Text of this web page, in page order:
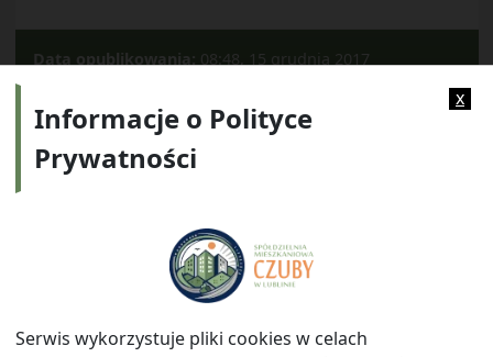
Data opublikowania: 08:48, 15 grudnia 2017
ul. Watykańska 6, 20-538 Lublin
Telefon: 814641700 E-mail: info@smczuby.pl
x
Informacje o Polityce
Prywatności
Serwis wykorzystuje pliki cookies w celach